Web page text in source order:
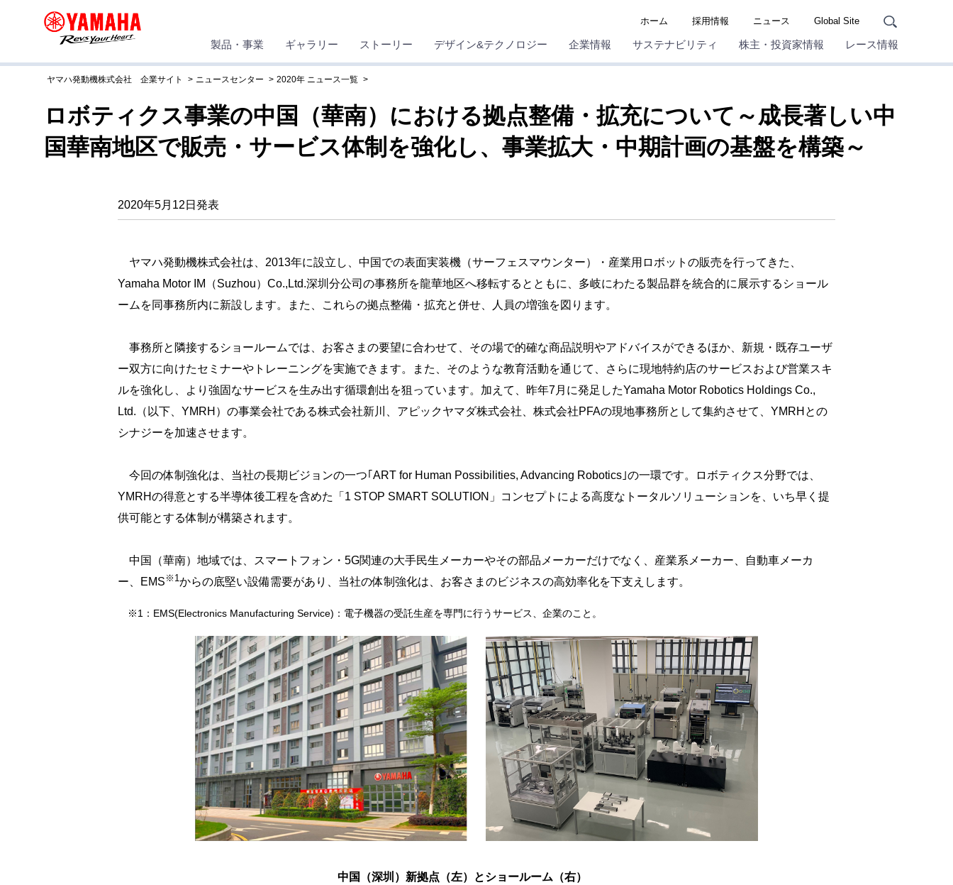
ホーム 採用情報 ニュース Global Site
製品・事業 ギャラリー ストーリー デザイン&テクノロジー 企業情報 サステナビリティ 株主・投資家情報 レース情報
ヤマハ発動機株式会社 企業サイト ニュースセンター 2020年 ニュース一覧
ロボティクス事業の中国（華南）における拠点整備・拡充について～成長著しい中
国華南地区で販売・サービス体制を強化し、事業拡大・中期計画の基盤を構築～
2020年5月12日発表
ヤマハ発動機株式会社は、2013年に設立し、中国での表面実装機（サーフェスマウンター）・産業用ロボットの販売を行ってきた、
Yamaha Motor IM（Suzhou）Co.,Ltd.深圳分公司の事務所を龍華地区へ移転するとともに、多岐にわたる製品群を統合的に展示するショール
ームを同事務所内に新設します。また、これらの拠点整備・拡充と併せ、人員の増強を図ります。
事務所と隣接するショールームでは、お客さまの要望に合わせて、その場で的確な商品説明やアドバイスができるほか、新規・既存ユーザ
ー双方に向けたセミナーやトレーニングを実施できます。また、そのような教育活動を通じて、さらに現地特約店のサービスおよび営業スキ
ルを強化し、より強固なサービスを生み出す循環創出を狙っています。加えて、昨年7月に発足したYamaha Motor Robotics Holdings Co.,
Ltd.（以下、YMRH）の事業会社である株式会社新川、アピックヤマダ株式会社、株式会社PFAの現地事務所として集約させて、YMRHとの
シナジーを加速させます。
今回の体制強化は、当社の長期ビジョンの一つ｢ART for Human Possibilities, Advancing Robotics｣の一環です。ロボティクス分野では、
YMRHの得意とする半導体後工程を含めた「1 STOP SMART SOLUTION」コンセプトによる高度なトータルソリューションを、いち早く提
供可能とする体制が構築されます。
中国（華南）地域では、スマートフォン・5G関連の大手民生メーカーやその部品メーカーだけでなく、産業系メーカー、自動車メーカ
ー、EMS ※1からの底堅い設備需要があり、当社の体制強化は、お客さまのビジネスの高効率化を下支えします。
※1：EMS(Electronics Manufacturing Service)：電子機器の受託生産を専門に行うサービス、企業のこと。
中国（深圳）新拠点（左）とショールーム（右）